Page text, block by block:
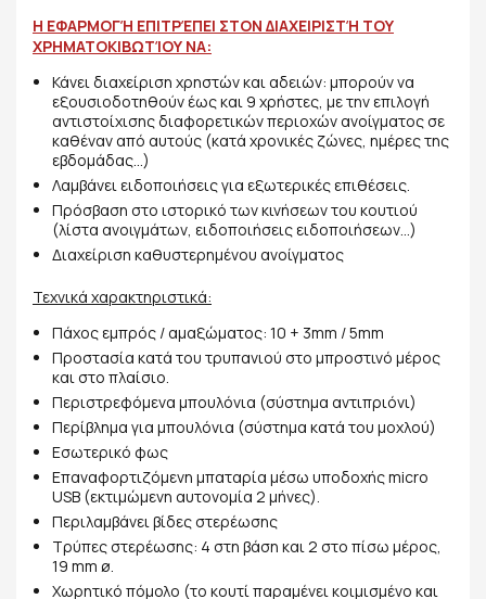
Η ΕΦΑΡΜΟΓΉ ΕΠΙΤΡΈΠΕΙ ΣΤΟΝ ΔΙΑΧΕΙΡΙΣΤΉ ΤΟΥ
ΧΡΗΜΑΤΟΚΙΒΩΤΊΟΥ ΝΑ:
Κάνει διαχείριση χρηστών και αδειών: μπορούν να
εξουσιοδοτηθούν έως και 9 χρήστες, με την επιλογή
αντιστοίχισης διαφορετικών περιοχών ανοίγματος σε
καθέναν από αυτούς (κατά χρονικές ζώνες, ημέρες της
εβδομάδας…)
Λαμβάνει ειδοποιήσεις για εξωτερικές επιθέσεις.
Πρόσβαση στο ιστορικό των κινήσεων του κουτιού
(λίστα ανοιγμάτων, ειδοποιήσεις ειδοποιήσεων…)
Διαχείριση καθυστερημένου ανοίγματος
Τεχνικά χαρακτηριστικά:
Πάχος εμπρός / αμαξώματος: 10 + 3mm / 5mm
Προστασία κατά του τρυπανιού στο μπροστινό μέρος
και στο πλαίσιο.
Περιστρεφόμενα μπουλόνια (σύστημα αντιπριόνι)
Περίβλημα για μπουλόνια (σύστημα κατά του μοχλού)
Εσωτερικό φως
Επαναφορτιζόμενη μπαταρία μέσω υποδοχής micro
USB (εκτιμώμενη αυτονομία 2 μήνες).
Περιλαμβάνει βίδες στερέωσης
Τρύπες στερέωσης: 4 στη βάση και 2 στο πίσω μέρος,
19 mm ø.
Χωρητικό πόμολο (το κουτί παραμένει κοιμισμένο και